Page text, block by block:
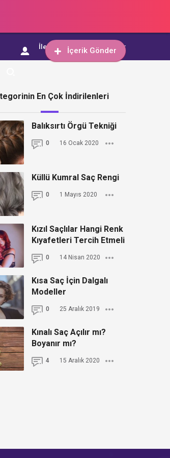
İçerik Gönder
İletişim İçerik Gönder
En Çok İndirilenleri
Balıksırtı Örgü Tekniği
0 16 Ocak 2020
Küllü Kumral Saç Rengi
0 1 Mayıs 2020
Kızıl Saçlılar Hangi Renk
Kıyafetleri Tercih Etmeli
0 14 Nisan 2020
Kısa Saç İçin Dalgalı
Modeller
0 25 Aralık 2019
Kınalı Saç Açılır mı?
Boyanır mı?
4 15 Aralık 2020